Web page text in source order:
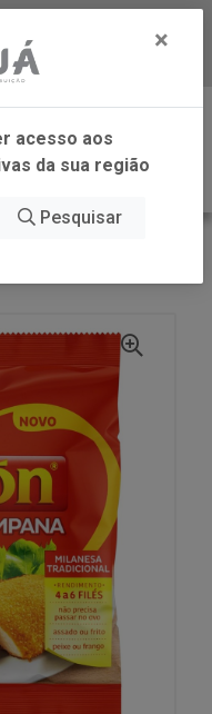
Baixe já nosso APP
0
×
acesso aos
da sua região
Pesquisar